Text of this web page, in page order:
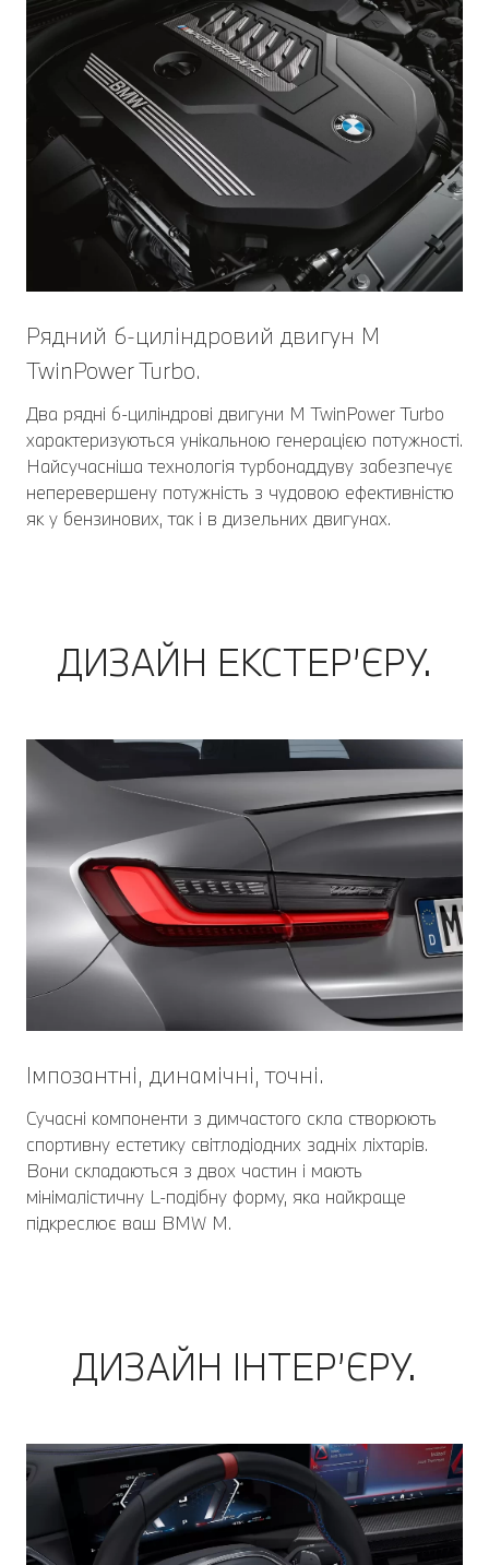
Рядний 6-циліндровий двигун М
TwinPower Turbo.
Два рядні 6-циліндрові двигуни M TwinPower Turbo
характеризуються унікальною генерацією потужності.
Найсучасніша технологія турбонаддуву забезпечує
неперевершену потужність з чудовою ефективністю
як у бензинових, так і в дизельних двигунах.
ДИЗАЙН ЕКСТЕР’ЄРУ.
Імпозантні, динамічні, точні.
Сучасні компоненти з димчастого скла створюють
спортивну естетику світлодіодних задніх ліхтарів.
Вони складаються з двох частин і мають
мінімалістичну L-подібну форму, яка найкраще
підкреслює ваш BMW M.
ДИЗАЙН ІНТЕР’ЄРУ.